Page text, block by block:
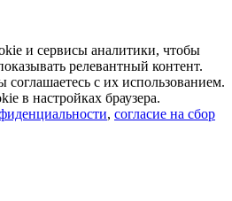
и сервисы аналитики, чтобы
релевантный контент.
с их использованием.
в настройках браузера.
, согласие на сбор